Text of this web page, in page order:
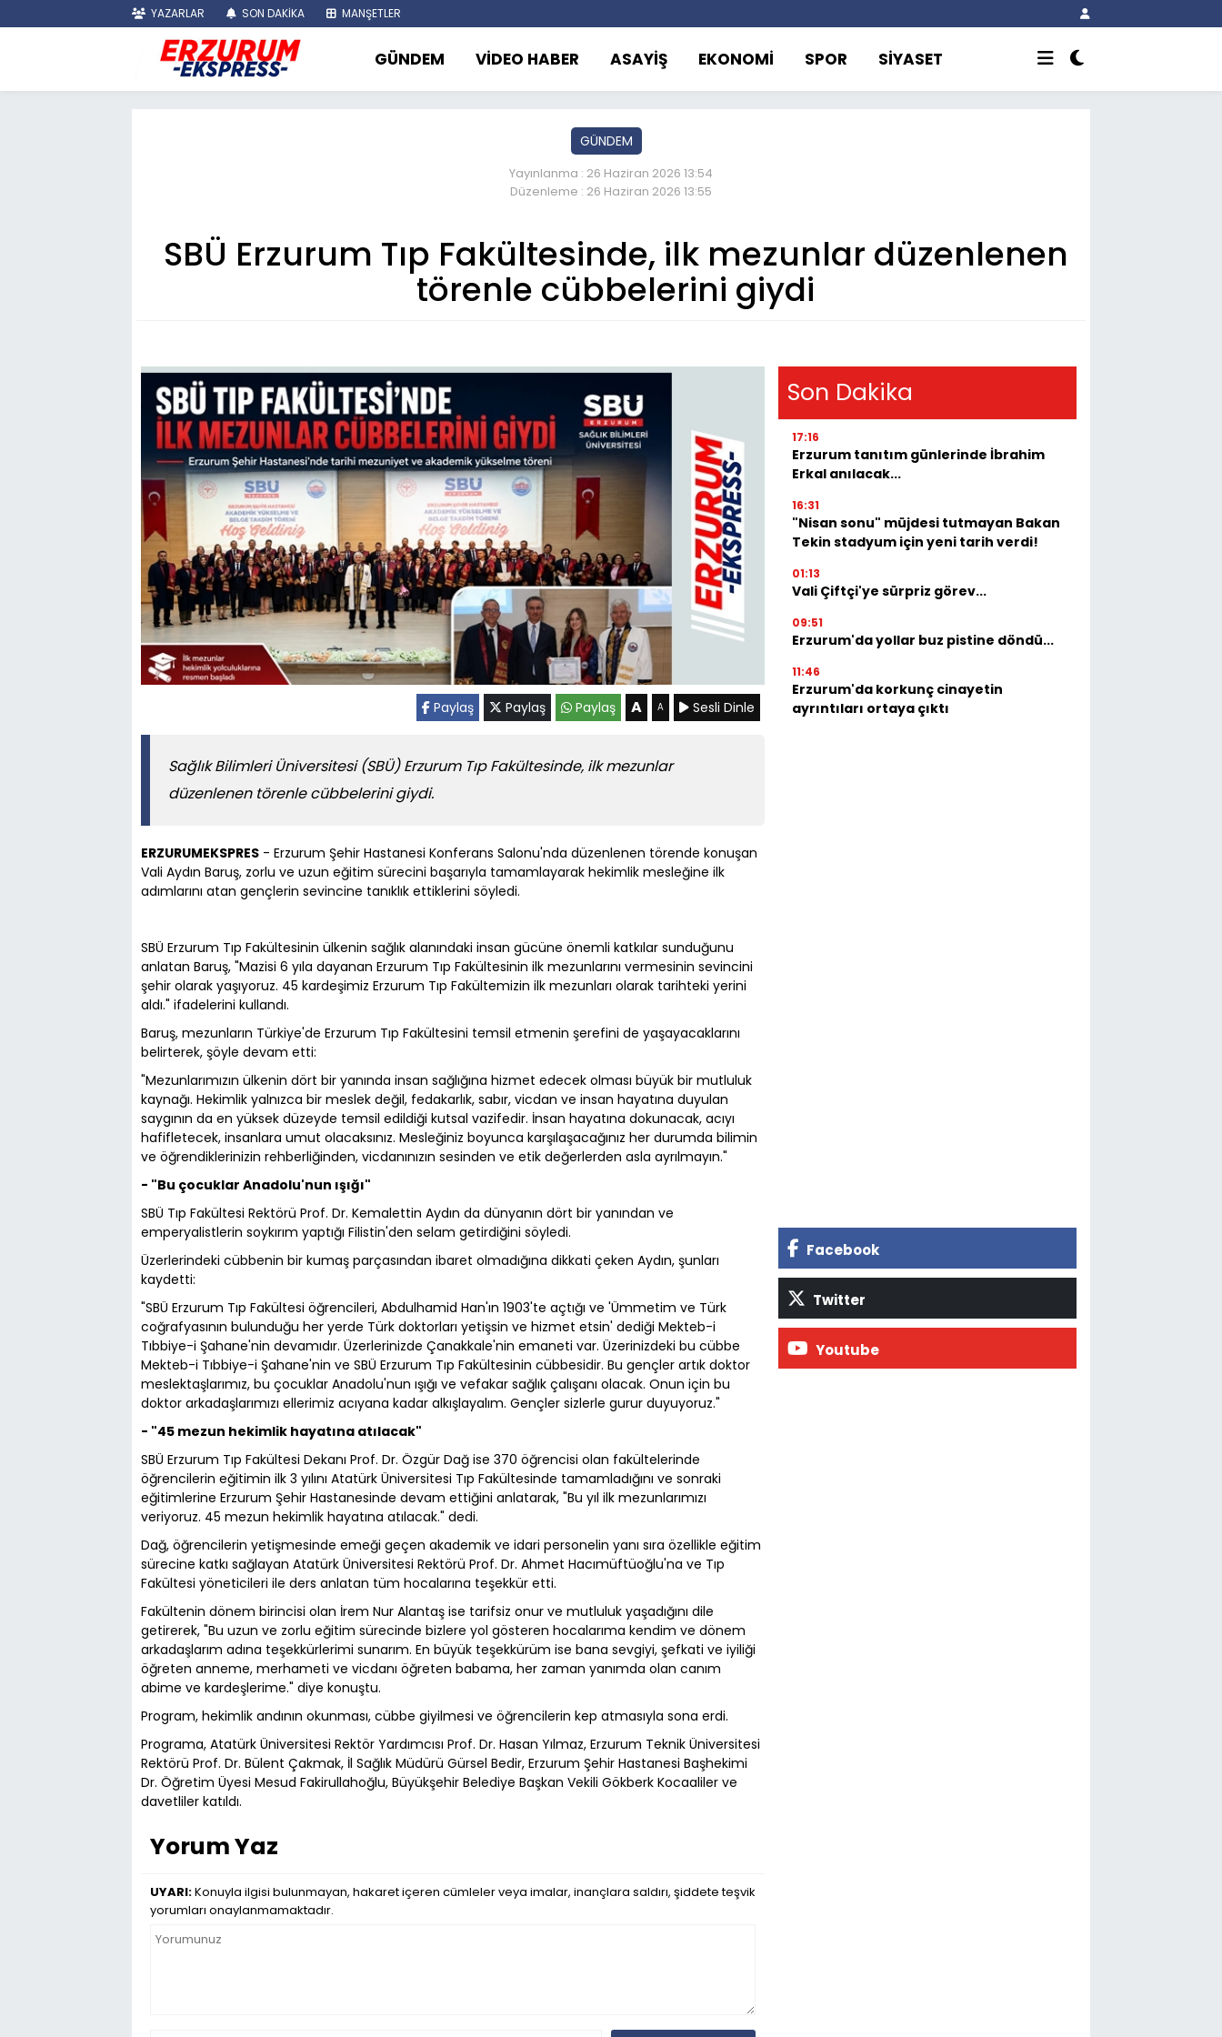
YAZARLAR SON DAKİKA MANŞETLER
GÜNDEM VİDEO HABER ASAYİŞ EKONOMİ SPOR SİYASET
GÜNDEM
Yayınlanma : 26 Haziran 2026 13:54
Düzenleme : 26 Haziran 2026 13:55
SBÜ Erzurum Tıp Fakültesinde, ilk mezunlar düzenlenen
törenle cübbelerini giydi
Paylaş Paylaş Paylaş A A Sesli Dinle
Sağlık Bilimleri Üniversitesi (SBÜ) Erzurum Tıp Fakültesinde, ilk mezunlar
düzenlenen törenle cübbelerini giydi.
ERZURUMEKSPRES - Erzurum Şehir Hastanesi Konferans Salonu'nda düzenlenen törende konuşan
Vali Aydın Baruş, zorlu ve uzun eğitim sürecini başarıyla tamamlayarak hekimlik mesleğine ilk
adımlarını atan gençlerin sevincine tanıklık ettiklerini söyledi.
SBÜ Erzurum Tıp Fakültesinin ülkenin sağlık alanındaki insan gücüne önemli katkılar sunduğunu
anlatan Baruş, "Mazisi 6 yıla dayanan Erzurum Tıp Fakültesinin ilk mezunlarını vermesinin sevincini
şehir olarak yaşıyoruz. 45 kardeşimiz Erzurum Tıp Fakültemizin ilk mezunları olarak tarihteki yerini
aldı." ifadelerini kullandı.
Baruş, mezunların Türkiye'de Erzurum Tıp Fakültesini temsil etmenin şerefini de yaşayacaklarını
belirterek, şöyle devam etti:
"Mezunlarımızın ülkenin dört bir yanında insan sağlığına hizmet edecek olması büyük bir mutluluk
kaynağı. Hekimlik yalnızca bir meslek değil, fedakarlık, sabır, vicdan ve insan hayatına duyulan
saygının da en yüksek düzeyde temsil edildiği kutsal vazifedir. İnsan hayatına dokunacak, acıyı
hafifletecek, insanlara umut olacaksınız. Mesleğiniz boyunca karşılaşacağınız her durumda bilimin
ve öğrendiklerinizin rehberliğinden, vicdanınızın sesinden ve etik değerlerden asla ayrılmayın."
- "Bu çocuklar Anadolu'nun ışığı"
SBÜ Tıp Fakültesi Rektörü Prof. Dr. Kemalettin Aydın da dünyanın dört bir yanından ve
emperyalistlerin soykırım yaptığı Filistin'den selam getirdiğini söyledi.
Üzerlerindeki cübbenin bir kumaş parçasından ibaret olmadığına dikkati çeken Aydın, şunları
kaydetti:
"SBÜ Erzurum Tıp Fakültesi öğrencileri, Abdulhamid Han'ın 1903'te açtığı ve 'Ümmetim ve Türk
coğrafyasının bulunduğu her yerde Türk doktorları yetişsin ve hizmet etsin' dediği Mekteb-i
Tıbbiye-i Şahane'nin devamıdır. Üzerlerinizde Çanakkale'nin emaneti var. Üzerinizdeki bu cübbe
Mekteb-i Tıbbiye-i Şahane'nin ve SBÜ Erzurum Tıp Fakültesinin cübbesidir. Bu gençler artık doktor
meslektaşlarımız, bu çocuklar Anadolu'nun ışığı ve vefakar sağlık çalışanı olacak. Onun için bu
doktor arkadaşlarımızı ellerimiz acıyana kadar alkışlayalım. Gençler sizlerle gurur duyuyoruz."
- "45 mezun hekimlik hayatına atılacak"
SBÜ Erzurum Tıp Fakültesi Dekanı Prof. Dr. Özgür Dağ ise 370 öğrencisi olan fakültelerinde
öğrencilerin eğitimin ilk 3 yılını Atatürk Üniversitesi Tıp Fakültesinde tamamladığını ve sonraki
eğitimlerine Erzurum Şehir Hastanesinde devam ettiğini anlatarak, "Bu yıl ilk mezunlarımızı
veriyoruz. 45 mezun hekimlik hayatına atılacak." dedi.
Dağ, öğrencilerin yetişmesinde emeği geçen akademik ve idari personelin yanı sıra özellikle eğitim
sürecine katkı sağlayan Atatürk Üniversitesi Rektörü Prof. Dr. Ahmet Hacımüftüoğlu'na ve Tıp
Fakültesi yöneticileri ile ders anlatan tüm hocalarına teşekkür etti.
Fakültenin dönem birincisi olan İrem Nur Alantaş ise tarifsiz onur ve mutluluk yaşadığını dile
getirerek, "Bu uzun ve zorlu eğitim sürecinde bizlere yol gösteren hocalarıma kendim ve dönem
arkadaşlarım adına teşekkürlerimi sunarım. En büyük teşekkürüm ise bana sevgiyi, şefkati ve iyiliği
öğreten anneme, merhameti ve vicdanı öğreten babama, her zaman yanımda olan canım
abime ve kardeşlerime." diye konuştu.
Program, hekimlik andının okunması, cübbe giyilmesi ve öğrencilerin kep atmasıyla sona erdi.
Programa, Atatürk Üniversitesi Rektör Yardımcısı Prof. Dr. Hasan Yılmaz, Erzurum Teknik Üniversitesi
Rektörü Prof. Dr. Bülent Çakmak, İl Sağlık Müdürü Gürsel Bedir, Erzurum Şehir Hastanesi Başhekimi
Dr. Öğretim Üyesi Mesud Fakirullahoğlu, Büyükşehir Belediye Başkan Vekili Gökberk Kocaaliler ve
davetliler katıldı.
Yorum Yaz
UYARI:Konuyla ilgisi bulunmayan, hakaret içeren cümleler veya imalar, inançlara saldırı, şiddete teşvik
yorumları onaylanmamaktadır.
Son Dakika
17:16
Erzurum tanıtım günlerinde İbrahim
Erkal anılacak...
16:31
"Nisan sonu" müjdesi tutmayan Bakan
Tekin stadyum için yeni tarih verdi!
01:13
Vali Çiftçi'ye sürpriz görev...
09:51
Erzurum'da yollar buz pistine döndü...
11:46
Erzurum'da korkunç cinayetin
ayrıntıları ortaya çıktı
Facebook
Twitter
Youtube